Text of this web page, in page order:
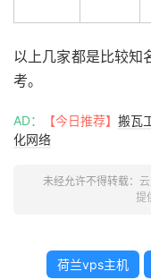
以上几家都是比较知
考。
AD： 【今日推荐】 搬瓦
化网络
未经允许不得转载：
提
荷兰vps主机